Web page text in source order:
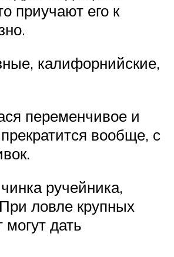
приучают его к
калифорнийские,
переменчивое и
вообще, с
ручейника,
ловле крупных
дать